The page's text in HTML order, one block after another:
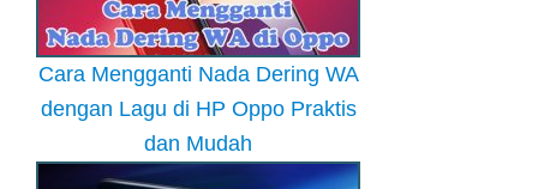
Cara Mengganti Nada Dering WA
dengan Lagu di HP Oppo Praktis
dan Mudah